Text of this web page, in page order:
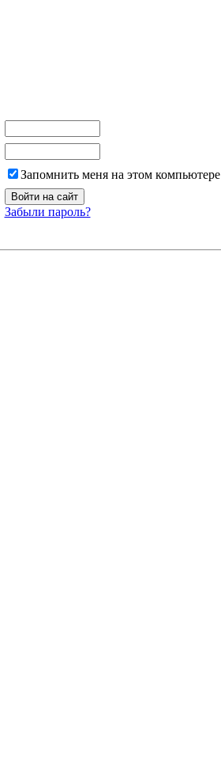
Запомнить меня на этом компьютере
Забыли пароль?